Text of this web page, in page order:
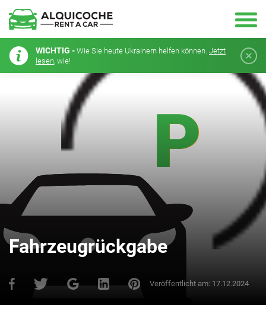
WICHTIG - Wie Sie heute Ukrainern helfen können. Jetzt
lesen, wie!
Fahrzeugrückgabe
Veröffentlicht am: 17.12.2024